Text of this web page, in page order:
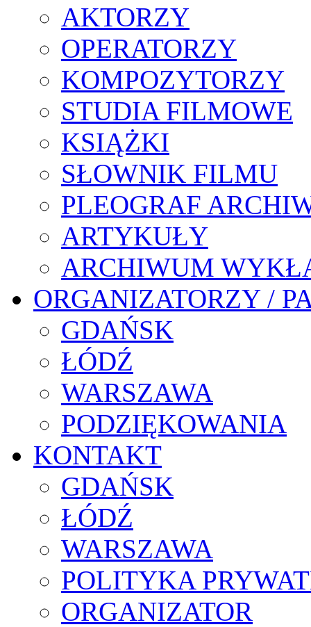
AKTORZY
OPERATORZY
KOMPOZYTORZY
STUDIA FILMOWE
KSIĄŻKI
SŁOWNIK FILMU
PLEOGRAF
ARTYKUŁY
ARCHIWUM
ORGANIZATORZY /
GDAŃSK
ŁÓDŹ
WARSZAWA
PODZIĘKOWANIA
KONTAKT
GDAŃSK
ŁÓDŹ
WARSZAWA
POLITYKA
ORGANIZATOR